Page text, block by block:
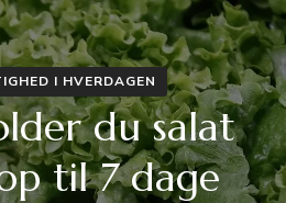
I HVERDAGEN
du salat
til 7 dage